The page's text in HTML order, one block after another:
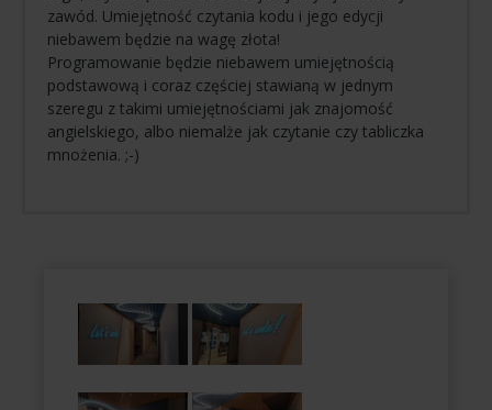
zawód. Umiejętność czytania kodu i jego edycji
niebawem będzie na wagę złota!
Programowanie będzie niebawem umiejętnością
podstawową i coraz częściej stawianą w jednym
szeregu z takimi umiejętnościami jak znajomość
angielskiego, albo niemalże jak czytanie czy tabliczka
mnożenia. ;-)